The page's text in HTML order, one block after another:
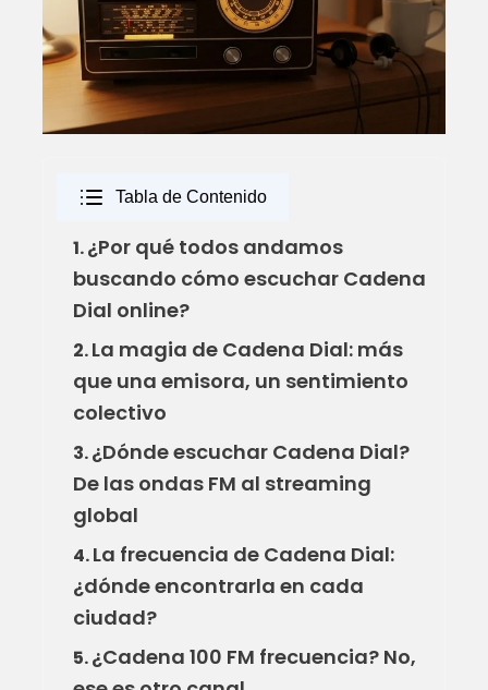
Tabla de Contenido
1.¿Por qué todos andamos
buscando cómo escuchar Cadena
Dial online?
2.La magia de Cadena Dial: más
que una emisora, un sentimiento
colectivo
3.¿Dónde escuchar Cadena Dial?
De las ondas FM al streaming
global
4.La frecuencia de Cadena Dial:
¿dónde encontrarla en cada
ciudad?
5.¿Cadena 100 FM frecuencia? No,